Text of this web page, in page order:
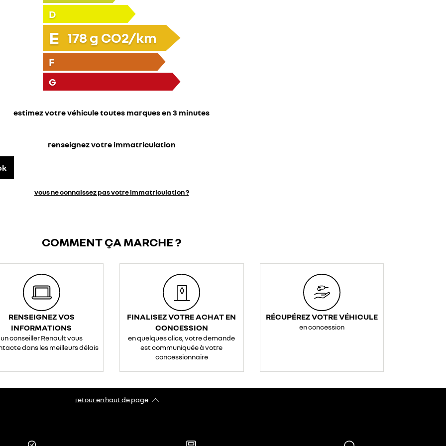
D
E 178 g CO2/km
F
G
estimez votre véhicule toutes marques en 3 minutes
renseignez votre immatriculation
vous ne connaissez pas votre immatriculation ?
COMMENT ÇA MARCHE ?
RENSEIGNEZ VOS
INFORMATIONS
un conseiller Renault vous
dans les meilleurs délais
FINALISEZ VOTRE ACHAT EN
CONCESSION
en quelques clics, votre demande
est communiquée à votre
concessionnaire
RÉCUPÉREZ VOTRE VÉHICULE
en concession
retour en haut de page​